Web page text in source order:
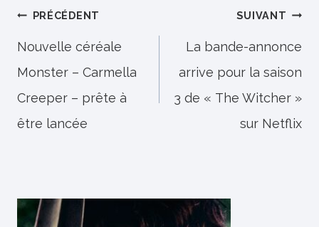
Navigation
de
l’article
PRÉCÉDENT
Nouvelle céréale
Monster – Carmella
Creeper – prête à
être lancée
SUIVANT
La bande-annonce
arrive pour la saison
3 de « The Witcher »
sur Netflix